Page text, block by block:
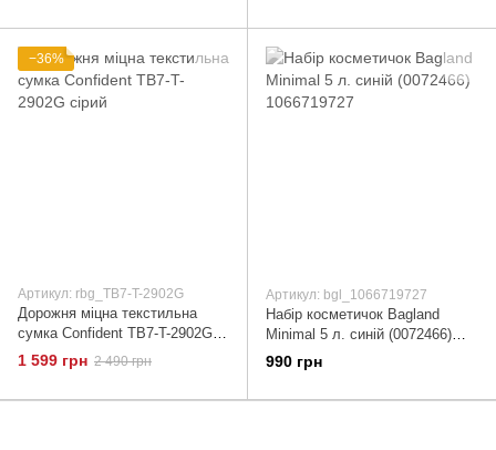
−36%
Артикул: rbg_TB7-T-2902G
Дорожня міцна текстильна
сумка Confident TB7-T-2902G
сірий
1 599 грн 2 490 грн
Артикул: bgl_1066719727
Набір косметичок Bagland
Minimal 5 л. синій (0072466)
1066719727
990 грн